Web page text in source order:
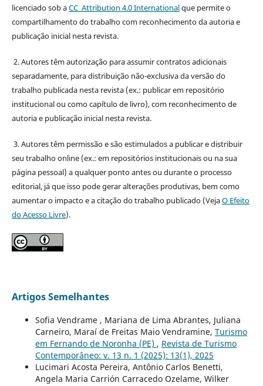
licenciado sob aCC Attribution 4.0 Internationalque permite o
compartilhamento do trabalho com reconhecimento da autoria e
publicação inicial nesta revista.
2. Autores têm autorização para assumir contratos adicionais
separadamente, para distribuição não-exclusiva da versão do
trabalho publicada nesta revista (ex.: publicar em repositório
institucional ou como capítulo de livro), com reconhecimento de
autoria e publicação inicial nesta revista.
3. Autores têm permissão e são estimulados a publicar e distribuir
seu trabalho online (ex.: em repositórios institucionais ou na sua
página pessoal) a qualquer ponto antes ou durante o processo
editorial, já que isso pode gerar alterações produtivas, bem como
aumentar o impacto e a citação do trabalho publicado (VejaO Efeito
do Acesso Livre).
Artigos Semelhantes
Sofia Vendrame , Mariana de Lima Abrantes, Juliana
Carneiro, Maraí de Freitas Maio Vendramine, Turismo
em Fernando de Noronha (PE) , Revista de Turismo
Contemporâneo: v. 13 n. 1 (2025): 13(1), 2025
Lucimari Acosta Pereira, Antônio Carlos Benetti,
Angela Maria Carrión Carracedo Ozelame, Wilker